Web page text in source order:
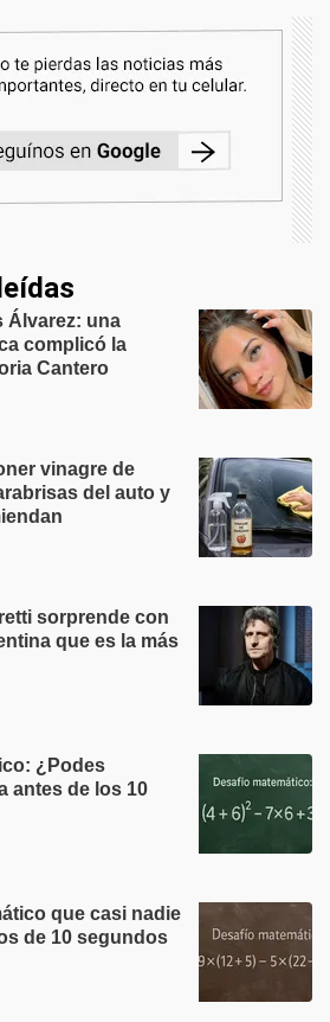
Álvarez: una
complicó la
Cantero
vinagre de
del auto y
sorprende con
que es la más
¿Podes
antes de los 10
que casi nadie
de 10 segundos